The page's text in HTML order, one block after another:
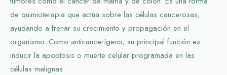
de quimioterapia que actúa sobre las células cancerosas,
ayudando a frenar su crecimiento y propagación en el
organismo. Como anticancerígeno, su principal función es
inducir la apoptosis o muerte celular programada en las
células malignas.